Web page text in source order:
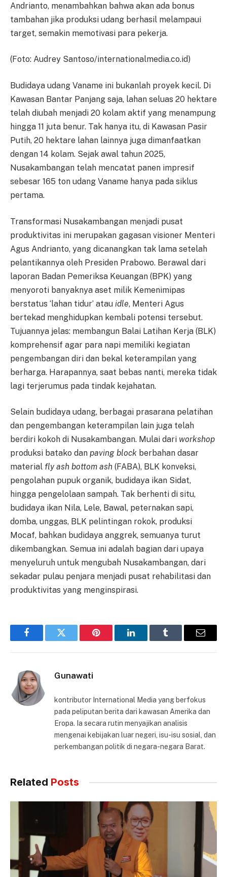
Andrianto, menambahkan bahwa akan ada bonus
tambahan jika produksi udang berhasil melampaui
target, semakin memotivasi para pekerja.
(Foto: Audrey Santoso/internationalmedia.co.id)
Budidaya udang Vaname ini bukanlah proyek kecil. Di
Kawasan Bantar Panjang saja, lahan seluas 20 hektare
telah diubah menjadi 20 kolam aktif yang menampung
hingga 11 juta benur. Tak hanya itu, di Kawasan Pasir
Putih, 20 hektare lahan lainnya juga dimanfaatkan
dengan 14 kolam. Sejak awal tahun 2025,
Nusakambangan telah mencatat panen impresif
sebesar 165 ton udang Vaname hanya pada siklus
pertama.
Transformasi Nusakambangan menjadi pusat
produktivitas ini merupakan gagasan visioner Menteri
Agus Andrianto, yang dicanangkan tak lama setelah
pelantikannya oleh Presiden Prabowo. Berawal dari
laporan Badan Pemeriksa Keuangan (BPK) yang
menyoroti banyaknya aset milik Kemenimipas
berstatus ‘lahan tidur’ atau idle, Menteri Agus
bertekad menghidupkan kembali potensi tersebut.
Tujuannya jelas: membangun Balai Latihan Kerja (BLK)
komprehensif agar para napi memiliki kegiatan
pengembangan diri dan bekal keterampilan yang
berharga. Harapannya, saat bebas nanti, mereka tidak
lagi terjerumus pada tindak kejahatan.
Selain budidaya udang, berbagai prasarana pelatihan
dan pengembangan keterampilan lain juga telah
berdiri kokoh di Nusakambangan. Mulai dari workshop
produksi batako dan paving block berbahan dasar
material fly ash bottom ash (FABA), BLK konveksi,
pengolahan pupuk organik, budidaya ikan Sidat,
hingga pengelolaan sampah. Tak berhenti di situ,
budidaya ikan Nila, Lele, Bawal, peternakan sapi,
domba, unggas, BLK pelintingan rokok, produksi
Mocaf, bahkan budidaya anggrek, semuanya turut
dikembangkan. Semua ini adalah bagian dari upaya
menyeluruh untuk mengubah Nusakambangan, dari
sekadar pulau penjara menjadi pusat rehabilitasi dan
produktivitas yang menginspirasi.
FacebookTwitter Pinterest LinkedInTumblr Email
Gunawati
kontributor International Media yang berfokus
pada peliputan berita dari kawasan Amerika dan
Eropa. Ia secara rutin menyajikan analisis
mengenai kebijakan luar negeri, isu-isu sosial, dan
perkembangan politik di negara-negara Barat.
Related Posts